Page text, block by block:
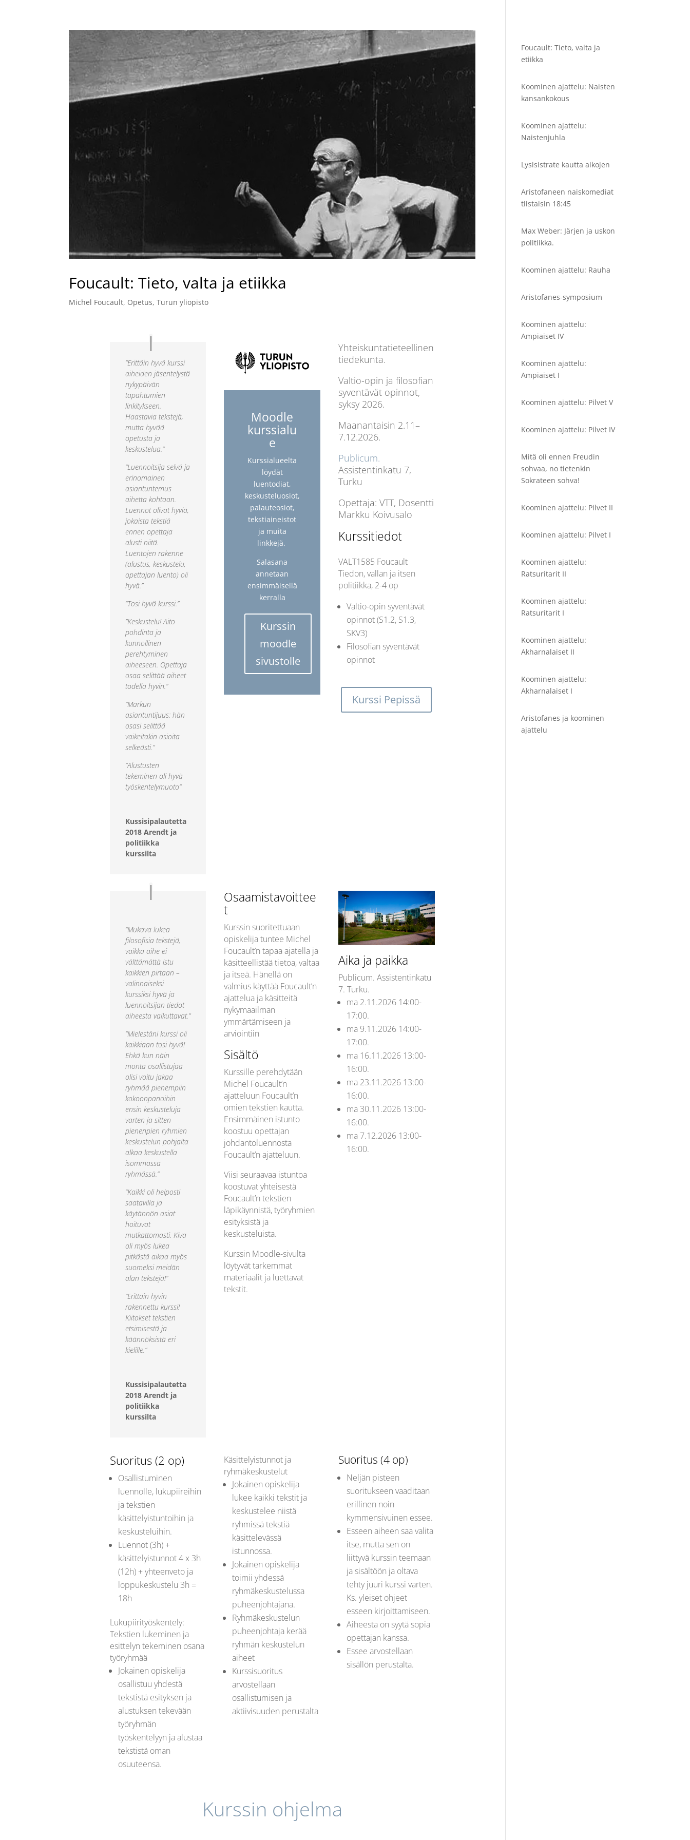
Foucault: Tieto, valta ja etiikka
Michel Foucault, Opetus,Turun yliopisto
”Erittäin hyvä kurssi
aiheiden jäsentelystä
nykypäivän
tapahtumien
linkitykseen.
Haastavia tekstejä,
mutta hyvää
opetusta ja
keskustelua.”
”Luennoitsija selvä ja
erinomainen
asiantuntemus
aihetta kohtaan.
Luennot olivat hyviä,
jokaista tekstiä
ennen opettaja
alusti niitä.
Luentojen rakenne
(alustus, keskustelu,
opettajan luento) oli
hyvä.”
“Tosi hyvä kurssi.”
”Keskustelu! Aito
pohdinta ja
kunnollinen
perehtyminen
aiheeseen. Opettaja
osaa selittää aiheet
todella hyvin.”
”Markun
asiantuntijuus: hän
osasi selittää
vaikeitakin asioita
selkeästi.”
”Alustusten
tekeminen oli hyvä
työskentelymuoto”
Kussisipalautetta
2018 Arendt ja
politiikka
kurssilta
Moodle
kurssialu
e
Kurssialueelta
löydät
luentodiat,
keskusteluosiot,
palauteosiot,
tekstiaineistot
ja muita
linkkejä.
Salasana
annetaan
ensimmäisellä
kerralla
Kurssin
moodle
sivustolle
Yhteiskuntatieteellinen
tiedekunta.
Valtio-opin ja filosofian
syventävät opinnot,
syksy 2026.
Maanantaisin 2.11–
7.12.2026.
Publicum.
Assistentinkatu 7,
Turku
Opettaja: VTT, Dosentti
Markku Koivusalo
Kurssitiedot
VALT1585 Foucault
Tiedon, vallan ja itsen
politiikka, 2-4 op
Valtio-opin syventävät
opinnot (S1.2, S1.3,
SKV3)
Filosofian syventävät
opinnot
Kurssi Pepissä
“Mukava lukea
filosofisia tekstejä,
vaikka aihe ei
välttämättä istu
kaikkien pirtaan –
valinnaiseksi
kurssiksi hyvä ja
luennoitsijan tiedot
aiheesta vaikuttavat.”
”Mielestäni kurssi oli
kaikkiaan tosi hyvä!
Ehkä kun näin
monta osallistujaa
olisi voitu jakaa
ryhmää pienempiin
kokoonpanoihin
ensin keskusteluja
varten ja sitten
pienenpien ryhmien
keskustelun pohjalta
alkaa keskustella
isommassa
ryhmässä.”
“Kaikki oli helposti
saatavilla ja
käytännön asiat
hoituvat
mutkattomasti. Kiva
oli myös lukea
pitkästä aikaa myös
suomeksi meidän
alan tekstejä!”
“Erittäin hyvin
rakennettu kurssi!
Kiitokset tekstien
etsimisestä ja
käännöksistä eri
kielille.”
Kussisipalautetta
2018 Arendt ja
politiikka
kurssilta
Osaamistavoittee
t
Kurssin suoritettuaan
opiskelija tuntee Michel
Foucault’n tapaa ajatella ja
käsitteellistää tietoa, valtaa
ja itseä. Hänellä on
valmius käyttää Foucault’n
ajattelua ja käsitteitä
nykymaailman
ymmärtämiseen ja
arviointiin
Sisältö
Kurssille perehdytään
Michel Foucault’n
ajatteluun Foucault’n
omien tekstien kautta.
Ensimmäinen istunto
koostuu opettajan
johdantoluennosta
Foucault’n ajatteluun.
Viisi seuraavaa istuntoa
koostuvat yhteisestä
Foucault’n tekstien
läpikäynnistä, työryhmien
esityksistä ja
keskusteluista.
Kurssin Moodle-sivulta
löytyvät tarkemmat
materiaalit ja luettavat
tekstit.
Aika ja paikka
Publicum. Assistentinkatu
7. Turku.
ma 2.11.2026 14:00-
17:00.
ma 9.11.2026 14:00-
17:00.
ma 16.11.2026 13:00-
16:00.
ma 23.11.2026 13:00-
16:00.
ma 30.11.2026 13:00-
16:00.
ma 7.12.2026 13:00-
16:00.
Suoritus (2 op)
Osallistuminen
luennolle, lukupiireihin
ja tekstien
käsittelyistuntoihin ja
keskusteluihin.
Luennot (3h) +
käsittelyistunnot 4 x 3h
(12h) + yhteenveto ja
loppukeskustelu 3h =
18h
Lukupiirityöskentely:
Tekstien lukeminen ja
esittelyn tekeminen osana
työryhmää
Jokainen opiskelija
osallistuu yhdestä
tekstistä esityksen ja
alustuksen tekevään
työryhmän
työskentelyyn ja alustaa
tekstistä oman
osuuteensa.
Käsittelyistunnot ja
ryhmäkeskustelut
Jokainen opiskelija
lukee kaikki tekstit ja
keskustelee niistä
ryhmissä tekstiä
käsittelevässä
istunnossa.
Jokainen opiskelija
toimii yhdessä
ryhmäkeskustelussa
puheenjohtajana.
Ryhmäkeskustelun
puheenjohtaja kerää
ryhmän keskustelun
aiheet
Kurssisuoritus
arvostellaan
osallistumisen ja
aktiivisuuden perustalta
Suoritus (4 op)
Neljän pisteen
suoritukseen vaaditaan
erillinen noin
kymmensivuinen essee.
Esseen aiheen saa valita
itse, mutta sen on
liittyvä kurssin teemaan
ja sisältöön ja oltava
tehty juuri kurssi varten.
Ks. yleiset ohjeet
esseen kirjoittamiseen.
Aiheesta on syytä sopia
opettajan kanssa.
Essee arvostellaan
sisällön perustalta.
Kurssin ohjelma
Foucault: Tieto, valta ja
etiikka
Koominen ajattelu: Naisten
kansankokous
Koominen ajattelu:
Naistenjuhla
Lysisistrate kautta aikojen
Aristofaneen naiskomediat
tiistaisin 18:45
Max Weber: Järjen ja uskon
politiikka.
Koominen ajattelu: Rauha
Aristofanes-symposium
Koominen ajattelu:
Ampiaiset IV
Koominen ajattelu:
Ampiaiset I
Koominen ajattelu: Pilvet V
Koominen ajattelu: Pilvet IV
Mitä oli ennen Freudin
sohvaa, no tietenkin
Sokrateen sohva!
Koominen ajattelu: Pilvet II
Koominen ajattelu: Pilvet I
Koominen ajattelu:
Ratsuritarit II
Koominen ajattelu:
Ratsuritarit I
Koominen ajattelu:
Akharnalaiset II
Koominen ajattelu:
Akharnalaiset I
Aristofanes ja koominen
ajattelu